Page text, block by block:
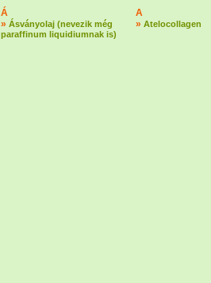
Á
» Ásványolaj (nevezik még
paraffinum liquidiumnak is)
A
» Atelocollagen